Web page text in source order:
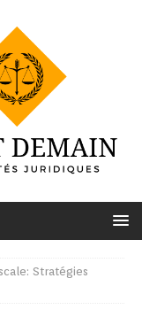
Stratégies